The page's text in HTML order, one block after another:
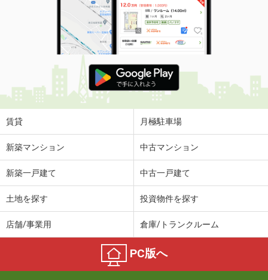
賃貸 月極駐車場
新築マンション 中古マンション
新築一戸建て 中古一戸建て
土地を探す 投資物件を探す
店舗/事業用 倉庫/トランクルーム
PC版へ